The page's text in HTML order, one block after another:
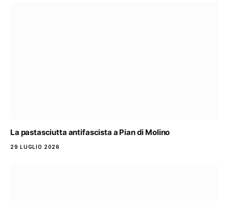
La pastasciutta antifascista a Pian di Molino
29 LUGLIO 2026